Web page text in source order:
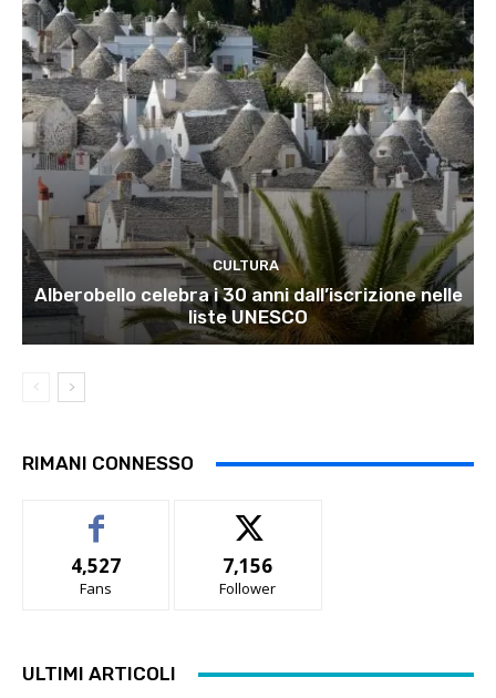
CULTURA
Alberobello celebra i 30 anni dall’iscrizione nelle
liste UNESCO
RIMANI CONNESSO
4,527
Fans
7,156
Follower
ULTIMI ARTICOLI